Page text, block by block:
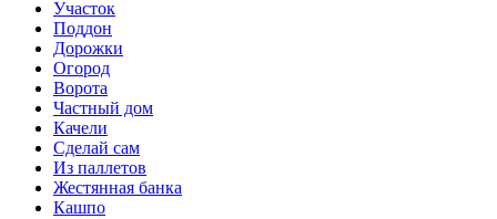
Участок
Поддон
Дорожки
Огород
Ворота
Частный дом
Качели
Сделай сам
Из паллетов
Жестянная банка
Кашпо